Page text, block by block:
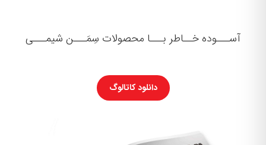
ما
باشگاه
آســـوده خــاطر بـــا محصولات سِمَـــن شیمـــی
دانلود کاتالوگ